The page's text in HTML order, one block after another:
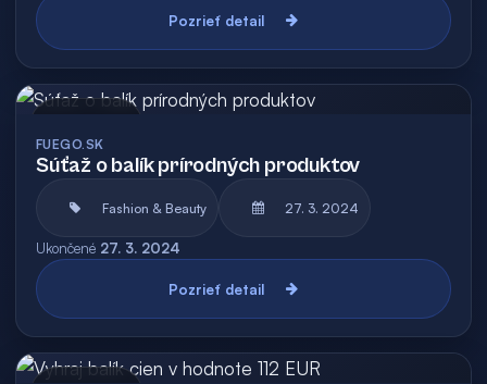
Pozrieť detail
FUEGO.SK
Súťaž o balík prírodných produktov
Fashion & Beauty 27. 3. 2024
Ukončené 27. 3. 2024
Pozrieť detail